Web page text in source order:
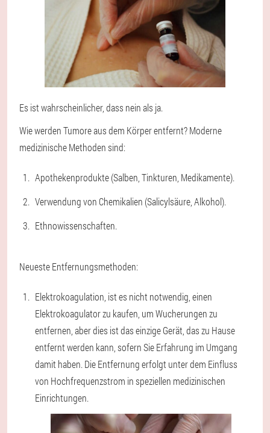
Es ist wahrscheinlicher, dass nein als ja.
Wie werden Tumore aus dem Körper entfernt? Moderne
medizinische Methoden sind:
Apothekenprodukte (Salben, Tinkturen, Medikamente).
Verwendung von Chemikalien (Salicylsäure, Alkohol).
Ethnowissenschaften.
Neueste Entfernungsmethoden:
Elektrokoagulation, ist es nicht notwendig, einen
Elektrokoagulator zu kaufen, um Wucherungen zu
entfernen, aber dies ist das einzige Gerät, das zu Hause
entfernt werden kann, sofern Sie Erfahrung im Umgang
damit haben. Die Entfernung erfolgt unter dem Einfluss
von Hochfrequenzstrom in speziellen medizinischen
Einrichtungen.